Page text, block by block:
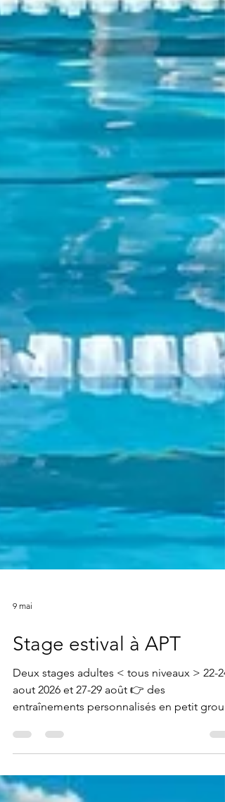
9 mai
Stage estival à APT
Deux stages adultes < tous niveaux > 22-24
entraînements personnalisés en petit
❇️ Au programme : Séances techniques
: prises de vues extérieures et prises de